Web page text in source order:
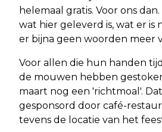
helemaal gratis. Voor ons
wat hier geleverd is, wat er is
er bijna geen woorden meer
Voor allen die hun handen
de mouwen hebben
maart nog een 'richtmoal'.
gesponsord door café-
tevens de locatie van het